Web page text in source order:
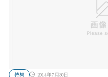
特集 2014年7月30日